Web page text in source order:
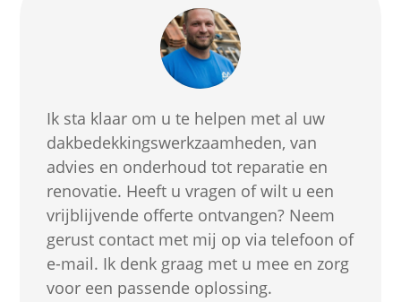
Ik sta klaar om u te helpen met al uw
dakbedekkingswerkzaamheden, van
advies en onderhoud tot reparatie en
renovatie. Heeft u vragen of wilt u een
vrijblijvende offerte ontvangen? Neem
gerust contact met mij op via telefoon of
e-mail. Ik denk graag met u mee en zorg
voor een passende oplossing.